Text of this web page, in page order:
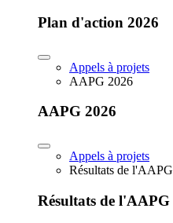
Plan d'action 2026
Appels à projets
AAPG 2026
AAPG 2026
Appels à projets
Résultats de l'AAPG
Résultats de l'AAPG